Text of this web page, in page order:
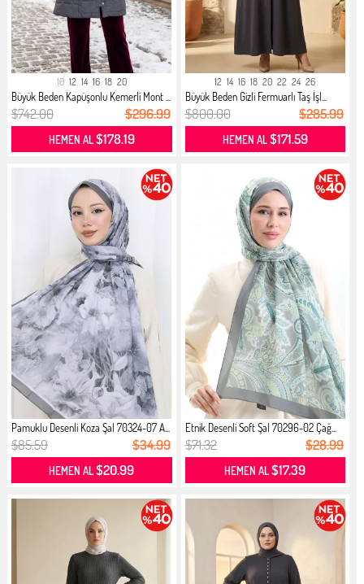
10 12 14 16 18 20
Büyük Beden Kapüşonlu Kemerli Mont ...
$742.00 $296.99
HEMEN AL$178.19
12 14 16 18 20 22 24 26
Büyük Beden Gizli Fermuarlı Taş İşl...
$800.00 $285.99
HEMEN AL$171.59
Pamuklu Desenli Koza Şal 70324-07 A...
$85.59 $34.99
HEMEN AL$20.99
Etnik Desenli Soft Şal 70296-02 Çağ...
$71.32 $28.99
HEMEN AL$17.39